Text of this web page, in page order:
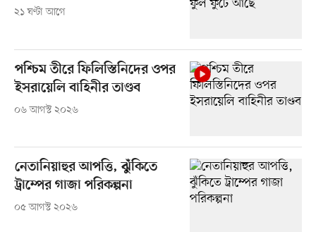
২১ ঘণ্টা আগে
পশ্চিম তীরে ফিলিস্তিনিদের ওপর
ইসরায়েলি বাহিনীর তাণ্ডব
০৬ আগস্ট ২০২৬
নেতানিয়াহুর আপত্তি, ঝুঁকিতে
ট্রাম্পের গাজা পরিকল্পনা
০৫ আগস্ট ২০২৬